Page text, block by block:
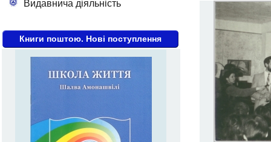
Видавнича діяльність
Книги поштою. Нові поступлення